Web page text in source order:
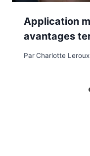
Application
avantages
ParCharlotte Leroux